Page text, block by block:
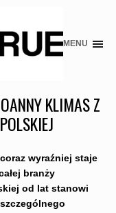
MENU
KLIMAS Z
wyraźniej staje
branży
od lat stanowi